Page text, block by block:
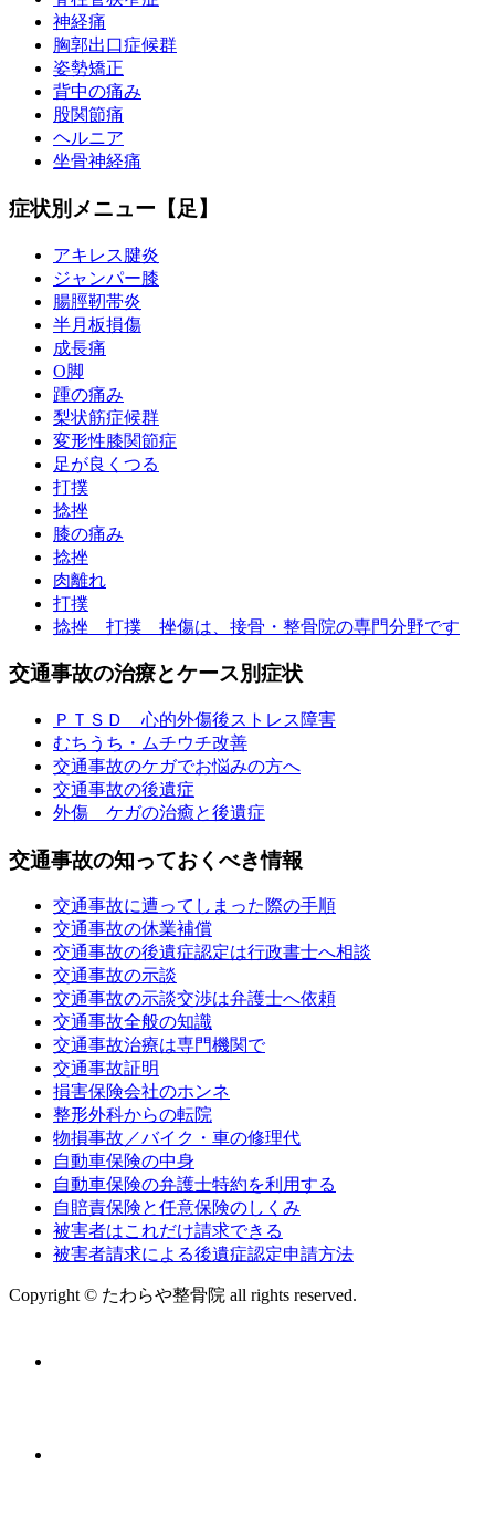
神経痛
胸郭出口症候群
姿勢矯正
背中の痛み
股関節痛
ヘルニア
坐骨神経痛
症状別メニュー【足】
アキレス腱炎
ジャンパー膝
腸脛靭帯炎
半月板損傷
成長痛
O脚
踵の痛み
梨状筋症候群
変形性膝関節症
足が良くつる
打撲
捻挫
膝の痛み
捻挫
肉離れ
打撲
捻挫 打撲 挫傷は、接骨・整骨院の専門分野です
交通事故の治療とケース別症状
ＰＴＳＤ 心的外傷後ストレス障害
むちうち・ムチウチ改善
交通事故のケガでお悩みの方へ
交通事故の後遺症
外傷 ケガの治癒と後遺症
交通事故の知っておくべき情報
交通事故に遭ってしまった際の手順
交通事故の休業補償
交通事故の後遺症認定は行政書士へ相談
交通事故の示談
交通事故の示談交渉は弁護士へ依頼
交通事故全般の知識
交通事故治療は専門機関で
交通事故証明
損害保険会社のホンネ
整形外科からの転院
物損事故／バイク・車の修理代
自動車保険の中身
自動車保険の弁護士特約を利用する
自賠責保険と任意保険のしくみ
被害者はこれだけ請求できる
被害者請求による後遺症認定申請方法
Copyright © たわらや整骨院 all rights reserved.